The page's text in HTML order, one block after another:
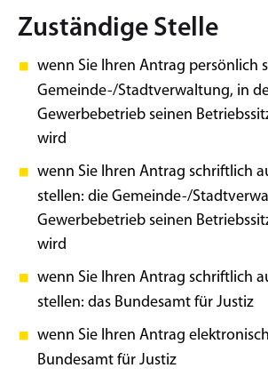
Zuständige Stelle
wenn Sie Ihren Antrag persönlich
Gemeinde-/Stadtverwaltung, in
Gewerbebetrieb seinen
wird
wenn Sie Ihren Antrag schriftlich
stellen: die Gemeinde-/
Gewerbebetrieb seinen
wird
wenn Sie Ihren Antrag schriftlich
stellen: das Bundesamt für Justiz
wenn Sie Ihren Antrag
Bundesamt für Justiz